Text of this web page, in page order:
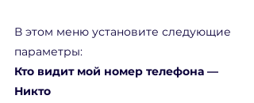
В этом меню установите следующие
параметры:
Кто видит мой номер телефона —
Никто